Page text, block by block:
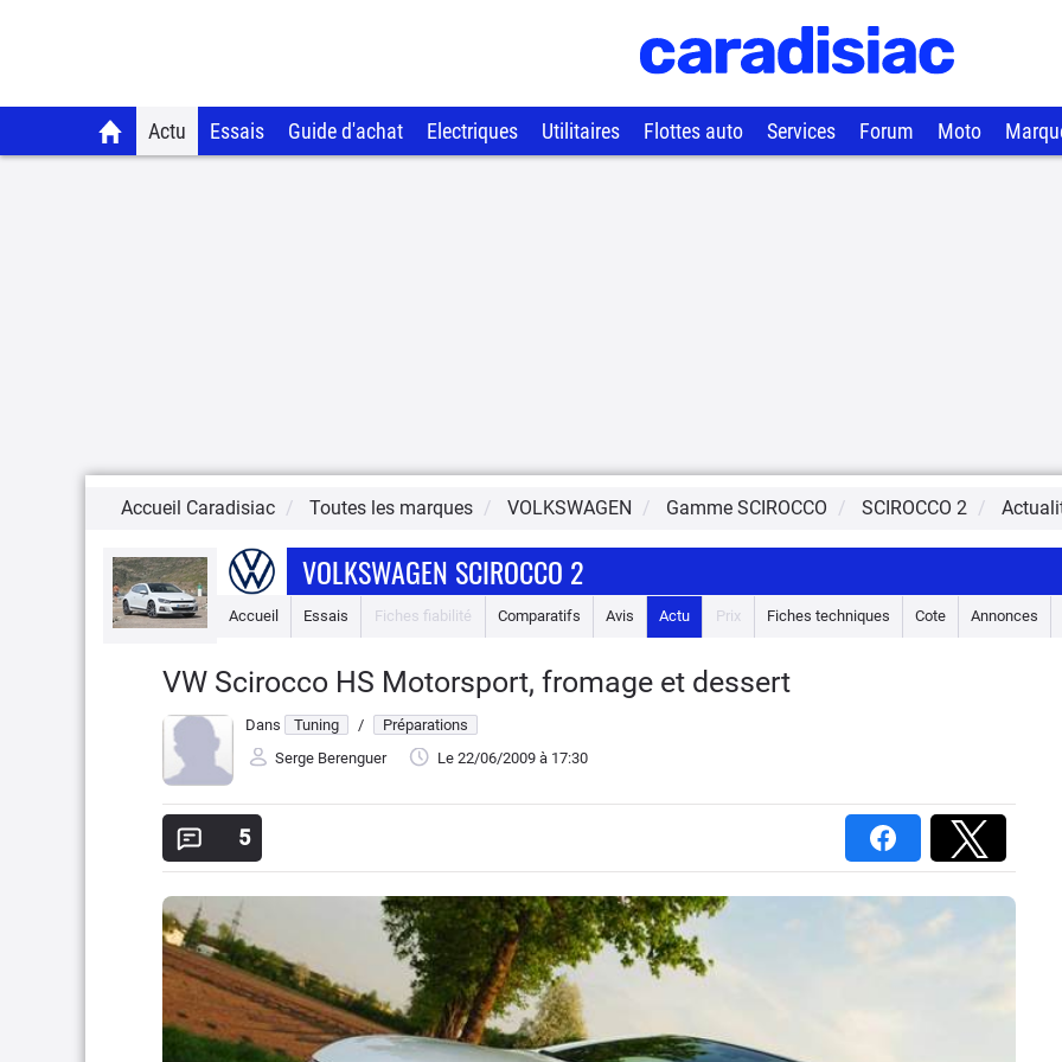
Actu Essais Guide d'achat Electriques Utilitaires Flottes auto Services Forum Moto
Accueil Caradisiac Toutes les marques VOLKSWAGEN Gamme SCIROCCO SCIROCCO 2
VOLKSWAGEN SCIROCCO 2
Accueil Essais Fiches fiabilité Comparatifs Avis Actu Prix Fiches techniques Cote Annonces
VW Scirocco HS Motorsport, fromage et dessert
Dans Tuning /
Préparations
Serge Berenguer
Le 22/06/2009 à 17:30
5